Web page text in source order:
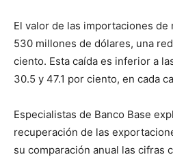
El valor de las importaciones de
530 millones de dólares, una
ciento. Esta caída es inferior a
30.5 y 47.1 por ciento, en cada
Especialistas de Banco Base
recuperación de las
su comparación anual las cifras